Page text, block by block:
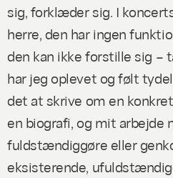
sig, forklæder sig. I
herre, den har ingen
den kan ikke forstille sig –
har jeg oplevet og følt
det at skrive om en
en biografi, og mit arbejde
fuldstændiggøre eller
eksisterende,